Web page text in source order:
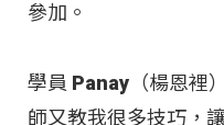
參加。
學員 Panay（楊恩裡
師又教我很多技巧，